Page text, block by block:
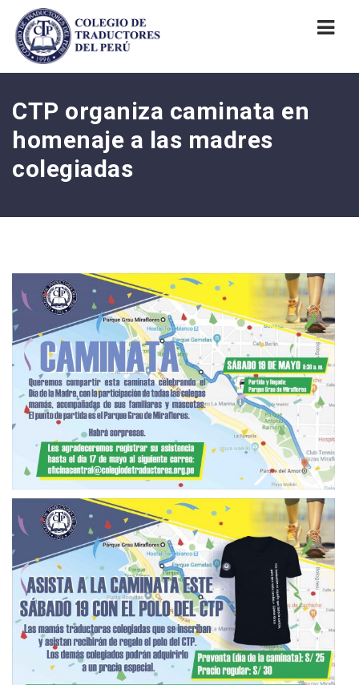
CTP organiza caminata en
homenaje a las madres
colegiadas